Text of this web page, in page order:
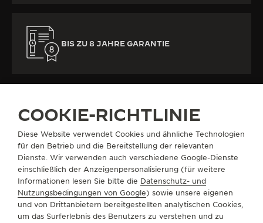
BIS ZU 8 JAHRE GARANTIE
ALLE KOLLEKTIONENREVERSOREVERSO ONEREF. Q3352420
ÜBER UNS
SERVICELEISTUNGEN
COOKIE-RICHTLINIE
Diese Website verwendet Cookies und ähnliche Technologien
für den Betrieb und die Bereitstellung der relevanten
Dienste. Wir verwenden auch verschiedene Google-Dienste
einschließlich der Anzeigenpersonalisierung (für weitere
Informationen lesen Sie bitte die Datenschutz- und
Nutzungsbedingungen von Google) sowie unsere eigenen
und von Drittanbietern bereitgestellten analytischen Cookies,
um das Surferlebnis des Benutzers zu verstehen und zu